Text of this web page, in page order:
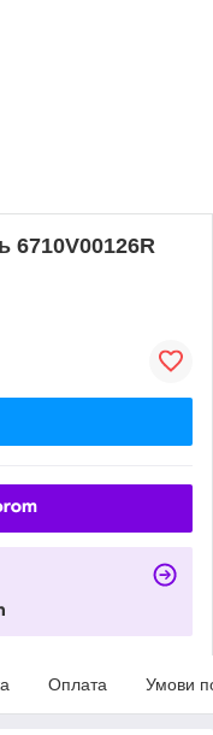
6710V00126R
Оплата Умови